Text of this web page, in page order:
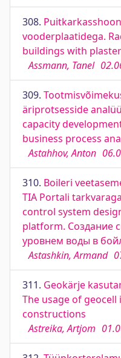
308.
vooderplaatidega.
buildings with
Assmann, Tanel
309.
äriprotsesside
capacity
business process
Astahhov, Anton
310. Boileri
TIA Portali
control system
platform. Создание
уровнем воды в
Astashkin, Armand
311. Geokärje
The usage of
constructions
Astreika, Artjom